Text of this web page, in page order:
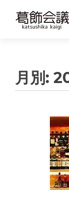
月別: